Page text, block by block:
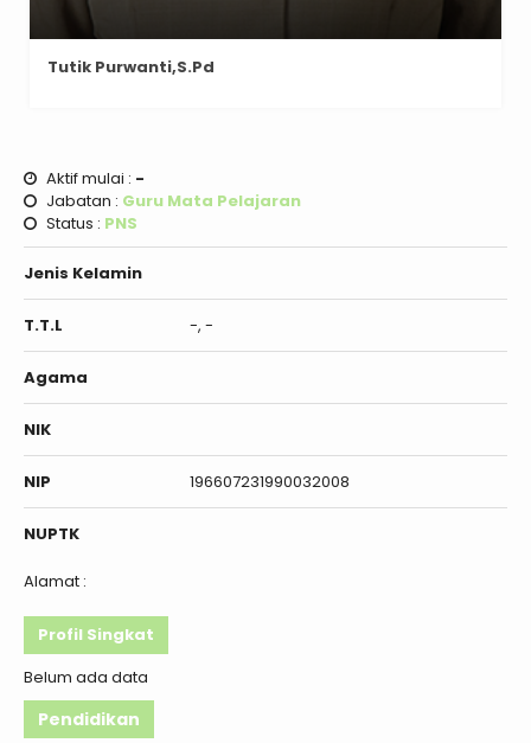
Tutik Purwanti,S.Pd
Aktif mulai : -
Jabatan : Guru Mata Pelajaran
Status : PNS
Jenis Kelamin
T.T.L -, -
Agama
NIK
NIP 196607231990032008
NUPTK
Alamat :
Profil Singkat
Belum ada data
Pendidikan